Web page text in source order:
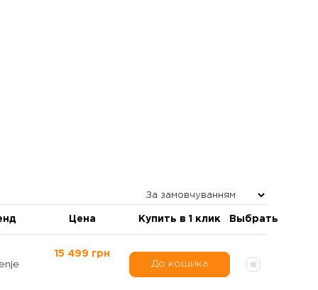
Цена Купить в 1 клик Выбрать
15 499 грн
До кошика